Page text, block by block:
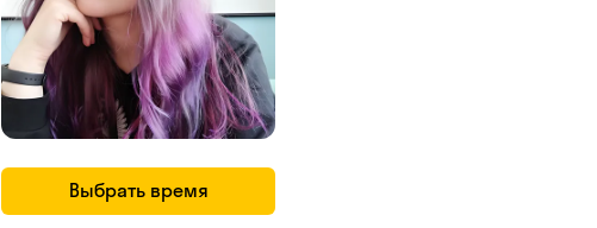
Выбрать время